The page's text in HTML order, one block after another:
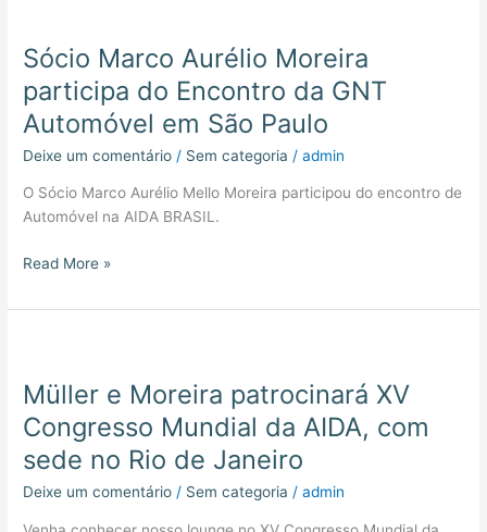
Sócio Marco Aurélio Moreira
participa do Encontro da GNT
Automóvel em São Paulo
Deixe um comentário / Sem categoria /admin
O Sócio Marco Aurélio Mello Moreira participou do encontro de
Automóvel na AIDA BRASIL.
Aurélio
Moreira
participa
do
Encontro
GNT
Automóvel
São
Read More »
Müller e Moreira patrocinará XV
Congresso Mundial da AIDA, com
sede no Rio de Janeiro
Deixe um comentário / Sem categoria /admin
Moreira
patrocinará
XV
Congresso
Mundial